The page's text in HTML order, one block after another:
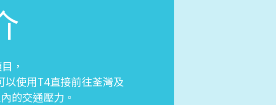
，
以使用T4直接前往荃灣及
的交通壓力。